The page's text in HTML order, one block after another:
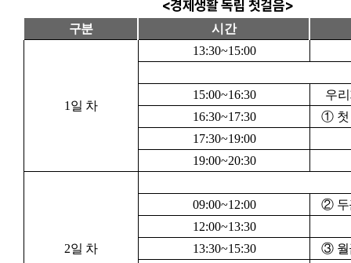
<경제생활 독립 첫걸음>
구분 시간
1 일 차
13:30~15:00
15:00~16:30
우리
16:30~17:30
①
17:30~19:00
19:00~20:30
2일 차
09:00~12:00 ②
12:00~13:30
13:30~15:30
③